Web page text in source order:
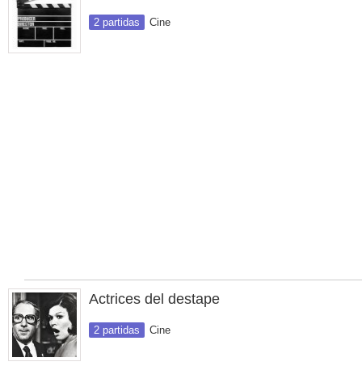
2 partidas Cine
Actrices del destape
2 partidas Cine